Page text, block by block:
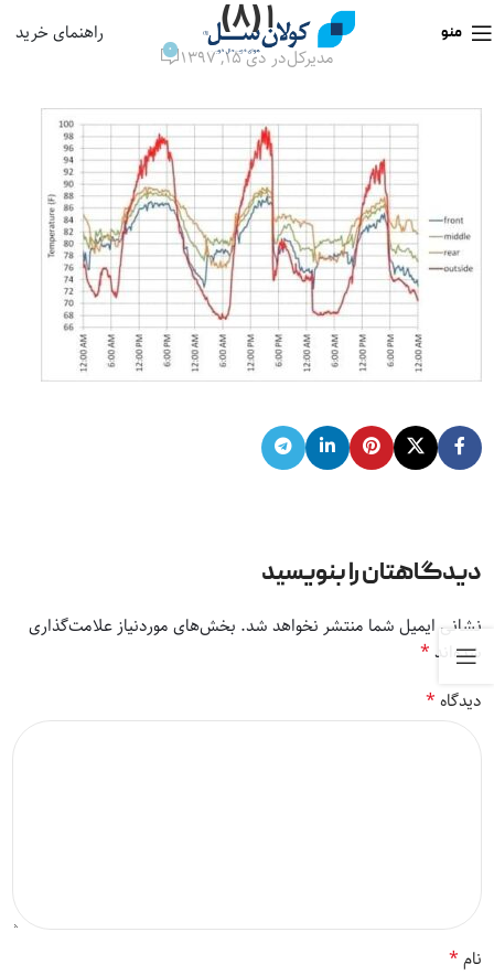
منو راهنمای خرید ۱ (۸)
مدیرکلدر دی ۱۵, ۱۳۹۷ 0
دیدگاهتان را بنویسید
نشانی ایمیل شما منتشر نخواهد شد. بخش‌های موردنیاز علامت‌گذاری
شده‌اند*
دیدگاه*
نام*